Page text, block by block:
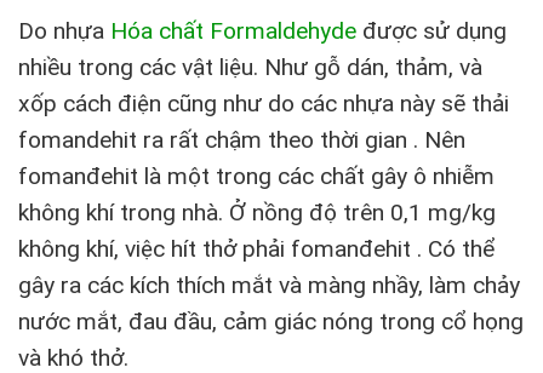
Do nhựa Hóa chất Formaldehyde được sử dụng
nhiều trong các vật liệu. Như gỗ dán, thảm, và
xốp cách điện cũng như do các nhựa này sẽ thải
fomandehit ra rất chậm theo thời gian . Nên
fomanđehit là một trong các chất gây ô nhiễm
không khí trong nhà. Ở nồng độ trên 0,1 mg/kg
không khí, việc hít thở phải fomanđehit . Có thể
gây ra các kích thích mắt và màng nhầy, làm chảy
nước mắt, đau đầu, cảm giác nóng trong cổ họng
và khó thở.